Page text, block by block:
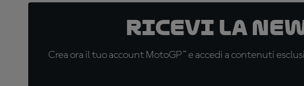
Ricevi la
Crea ora il tuo account MotoGP™ e accedi a contenuti